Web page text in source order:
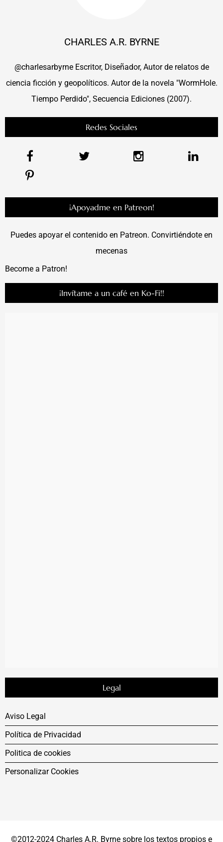
CHARLES A.R. BYRNE
@charlesarbyrne Escritor, Diseñador, Autor de relatos de
ciencia ficción y geopolíticos. Autor de la novela "WormHole.
Tiempo Perdido", Secuencia Ediciones (2007).
Redes Sociales
¡Apoyadme en Patreon!
Puedes apoyar el contenido en Patreon. Convirtiéndote en
mecenas
Become a Patron!
¡Invítame a un café en Ko-Fi!!
Legal
Aviso Legal
Política de Privacidad
Politica de cookies
Personalizar Cookies
©2012-2024 Charles A.R. Byrne sobre los textos propios e